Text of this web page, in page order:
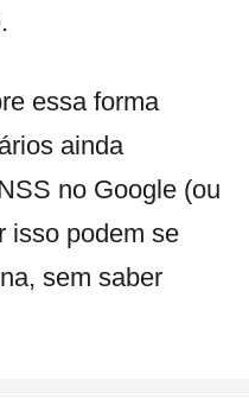
essa forma
ainda
no Google (ou
isso podem se
sem saber